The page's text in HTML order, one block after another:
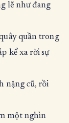
lẽ như đang
quần trong
kể xa rời sự
nặng cũ, rồi
một nghìn